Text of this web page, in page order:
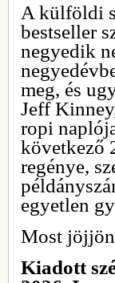
A külföldi
bestseller
negyedik
meg, és
Jeff
ropi
következő
regénye,
egyetlen
Most jöjjön
Kiadott